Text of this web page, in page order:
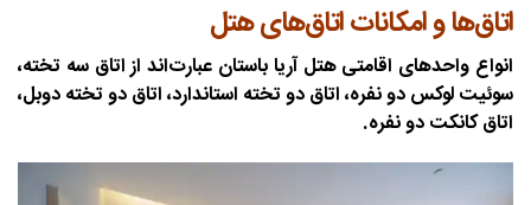
اتاق‌ها و امکانات اتاق‌های هتل
انواع واحدهای اقامتی هتل آریا باستان عبارت‌اند از اتاق سه تخته،
سوئیت لوکس دو نفره، اتاق دو تخته استاندارد، اتاق دو تخته دوبل،
اتاق کانکت دو نفره.